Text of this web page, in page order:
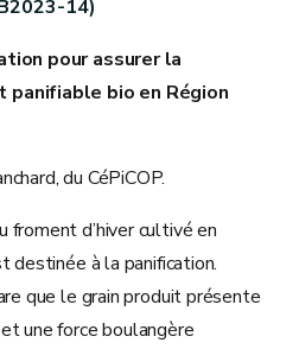
14)
pour assurer la
bio en Région
du CéPiCOP.
d’hiver cultivé en
destinée à la panification.
que le grain produit présente
une force boulangère